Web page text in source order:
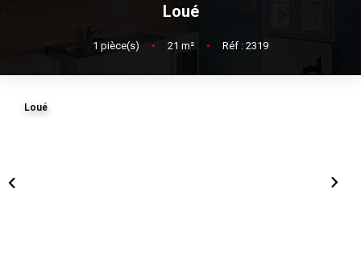
Estimation
Biens Vendus
Loué
1 pièce(s) • 21 m² • Réf : 2319
Loué